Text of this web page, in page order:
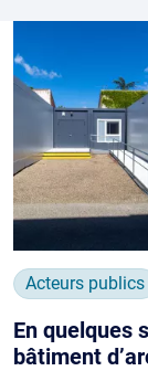
Acteurs publics
En quelques
bâtiment